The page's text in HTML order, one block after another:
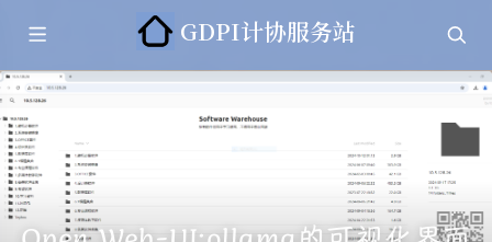
GDPI计协服务站